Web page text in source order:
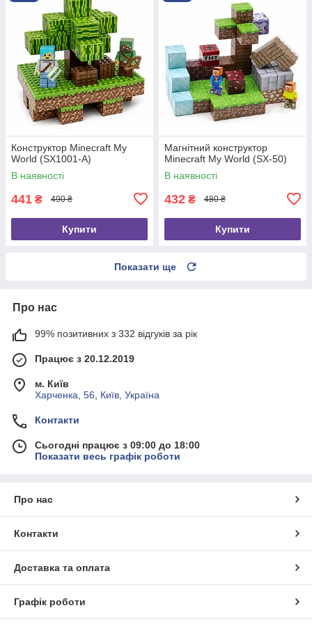
Конструктор Minecraft My
World (SX1001-A)
В наявності
441 ₴ 490 ₴
Купити
Магнітний конструктор
Minecraft My World (SX-50)
В наявності
432 ₴ 480 ₴
Купити
Показати ще
Про нас
99% позитивних з 332 відгуків за рік
Працює з 20.12.2019
м. Київ
Харченка, 56, Київ, Україна
Контакти
Сьогодні працює з 09:00 до 18:00
Показати весь графік роботи
Про нас
Контакти
Доставка та оплата
Графік роботи